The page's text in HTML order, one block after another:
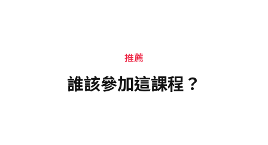
推薦
誰該參加這課程？